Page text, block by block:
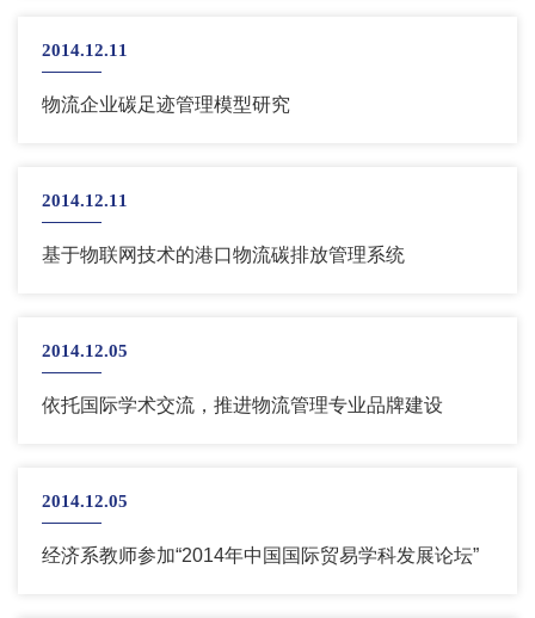
2014.12.11
物流企业碳足迹管理模型研究
2014.12.11
基于物联网技术的港口物流碳排放管理系统
2014.12.05
依托国际学术交流，推进物流管理专业品牌建设
2014.12.05
经济系教师参加“2014年中国国际贸易学科发展论坛”